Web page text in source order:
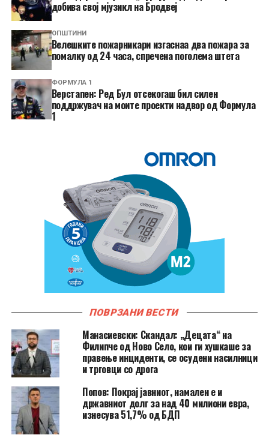
добива свој мјузикл на Бродвеј
ОПШТИНИ
Велешките пожарникари изгаснаа два пожара за
помалку од 24 часа, спречена поголема штета
ФОРМУЛА 1
Верстапен: Ред Бул отсекогаш бил силен
поддржувач на моите проекти надвор од Формула
1
ПОВРЗАНИ ВЕСТИ
Манасиевски: Скандал: „Децата“ на
Филипче од Ново Село, кои ги хушкаше за
правење инциденти, се осудени насилници
и трговци со дрога
Попов: Покрај јавниот, намален е и
државниот долг за над 40 милиони евра,
изнесува 51,7% од БДП